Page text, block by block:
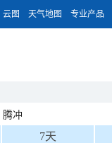
云图 天气地图 专业产品
腾冲
7天